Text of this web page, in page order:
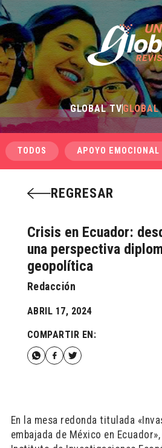
GLOBAL TV
TODOS APOYO EMOCIONAL
REGRESAR
Crisis en Ecuador:
una perspectiva
geopolítica
Redacción
ABRIL 17, 2024
COMPARTIR EN:
En la mesa redonda titulada
embajada de México en